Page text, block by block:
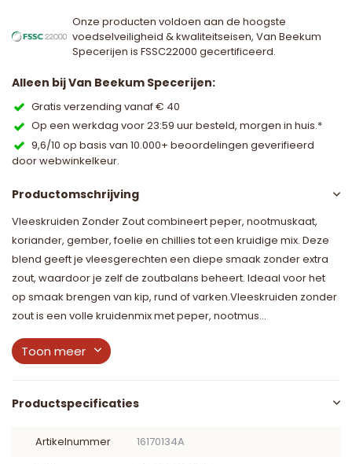
Onze producten voldoen aan de hoogste
voedselveiligheid & kwaliteitseisen, Van Beekum
Specerijen is FSSC22000 gecertificeerd.
Alleen bij Van Beekum Specerijen:
Gratis verzending vanaf € 40
Op een werkdag voor 23:59 uur besteld, morgen in huis.*
9,6/10 op basis van 10.000+ beoordelingen geverifieerd
door webwinkelkeur.
Productomschrijving
Vleeskruiden Zonder Zout combineert peper, nootmuskaat,
koriander, gember, foelie en chillies tot een kruidige mix. Deze
blend geeft je vleesgerechten een diepe smaak zonder extra
zout, waardoor je zelf de zoutbalans beheert. Ideaal voor het
op smaak brengen van kip, rund of varken.Vleeskruiden zonder
zout is een volle kruidenmix met peper, nootmus...
Toon meer
Productspecificaties
Artikelnummer 16170134A